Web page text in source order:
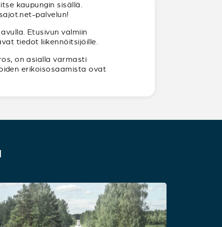
kaupungin sisällä.
palvelun!
Etusivun valmiin
tiedot liikennöitsijöille.
on asialla varmasti
erikoisosaamista ovat